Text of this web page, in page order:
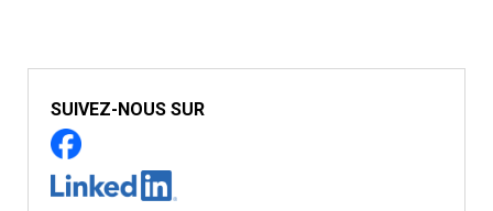
SUIVEZ-NOUS SUR